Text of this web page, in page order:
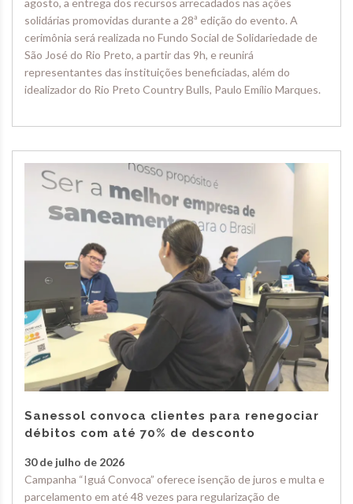
agosto, a entrega dos recursos arrecadados nas ações
solidárias promovidas durante a 28ª edição do evento. A
cerimônia será realizada no Fundo Social de Solidariedade de
São José do Rio Preto, a partir das 9h, e reunirá
representantes das instituições beneficiadas, além do
idealizador do Rio Preto Country Bulls, Paulo Emílio Marques.
Sanessol convoca clientes para renegociar
débitos com até 70% de desconto
30 de julho de 2026
Campanha “Iguá Convoca” oferece isenção de juros e multa e
parcelamento em até 48 vezes para regularização de